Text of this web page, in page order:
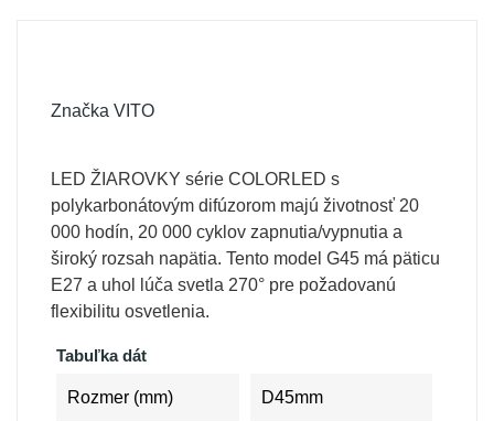
Značka VITO
LED ŽIAROVKY série COLORLED s
polykarbonátovým difúzorom majú životnosť 20
000 hodín, 20 000 cyklov zapnutia/vypnutia a
široký rozsah napätia. Tento model G45 má päticu
E27 a uhol lúča svetla 270° pre požadovanú
flexibilitu osvetlenia.
Tabuľka dát
Rozmer (mm) D45mm